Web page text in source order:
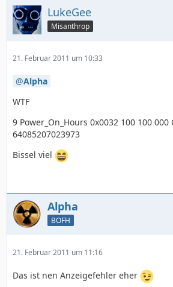
254
LukeGee
Misanthrop
21. Februar 2011 um 10:33
Alpha
WTF
9 Power_On_Hours 0x0032 100 100 000
64085207023973
Bissel viel
Alpha
BOFH
21. Februar 2011 um 11:16
Das ist nen Anzeigefehler eher